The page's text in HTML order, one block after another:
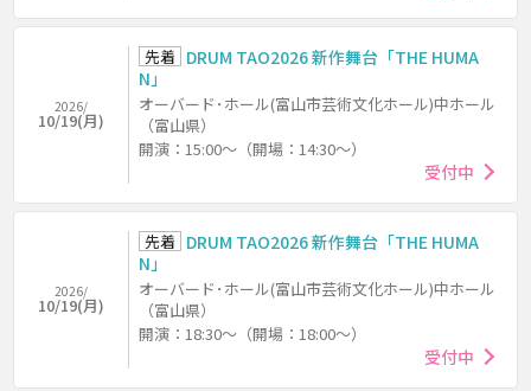
2026/
10/19(月)
先着 DRUM TAO2026 新作舞台「THE HUMA
N」
オーバード･ホール(富山市芸術文化ホール)中ホール
（富山県）
開演：15:00～（開場：14:30～）
受付中
2026/
10/19(月)
先着 DRUM TAO2026 新作舞台「THE HUMA
N」
オーバード･ホール(富山市芸術文化ホール)中ホール
（富山県）
開演：18:30～（開場：18:00～）
受付中